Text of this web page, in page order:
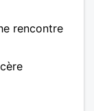
rencontre